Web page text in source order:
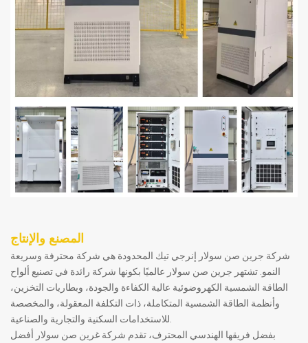
المصنع والإنتاج
شركة جرين صن سولار إنرجي تيك المحدودة هي شركة محترفة وسريعة
النمو. تشتهر جرين صن سولار عالميًا بكونها شركة رائدة في تصنيع ألواح
الطاقة الشمسية الكهروضوئية عالية الكفاءة والجودة، وبطاريات التخزين،
وأنظمة الطاقة الشمسية المتكاملة، ذات التكلفة المعقولة، والمخصصة
بفضل فريقها الهندسي المحترف، تقدم شركة غرين صن سولار أفضل